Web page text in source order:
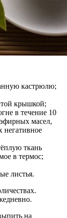
кастрюлю;
крышкой;
в течение 10
масел,
негативное
ткань
в термос;
листья.
на